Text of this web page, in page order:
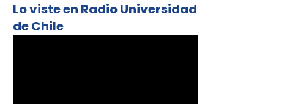
Lo viste en Radio Universidad
de Chile